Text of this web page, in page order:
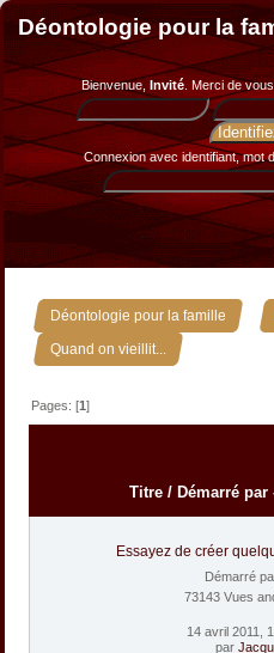
Déontologie pour la
Bienvenue, Invité. Merci de
Connexion avec identifiant, mot
Déontologie pour la famille »
Quand on vieillit...
Pages: [1]
Titre / Démarré par
Essayez de créer
Démarré
73143 Vues
14 avril 2011,
par